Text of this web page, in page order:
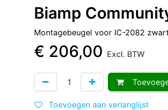
Biamp
Montagebeugel voor IC-2082 zwart
€ 206,00 Excl. BTW
Toevoegen aan verlanglijst